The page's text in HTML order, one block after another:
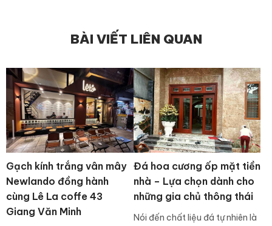
BÀI VIẾT LIÊN QUAN
Gạch kính trắng vân mây
Newlando đồng hành
cùng Lê La coffe 43
Giang Văn Minh
Đá hoa cương ốp mặt tiền
nhà – Lựa chọn dành cho
những gia chủ thông thái
Nói đến chất liệu đá tự nhiên là